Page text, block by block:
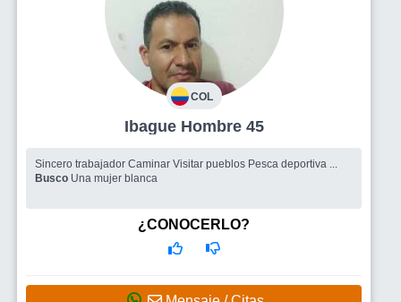
COL
Ibague Hombre 45
Sincero trabajador Caminar Visitar pueblos Pesca deportiva ...
Busco Una mujer blanca
¿CONOCERLO?